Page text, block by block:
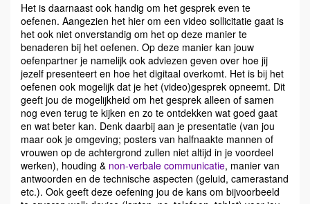
Het is daarnaast ook handig om het gesprek even te
oefenen. Aangezien het hier om een video sollicitatie gaat is
het ook niet onverstandig om het op deze manier te
benaderen bij het oefenen. Op deze manier kan jouw
oefenpartner je namelijk ook adviezen geven over hoe jij
jezelf presenteert en hoe het digitaal overkomt. Het is bij het
oefenen ook mogelijk dat je het (video)gesprek opneemt. Dit
geeft jou de mogelijkheid om het gesprek alleen of samen
nog even terug te kijken en zo te ontdekken wat goed gaat
en wat beter kan. Denk daarbij aan je presentatie (van jou
maar ook je omgeving; posters van halfnaakte mannen of
vrouwen op de achtergrond zullen niet altijd in je voordeel
werken), houding & non-verbale communicatie, manier van
antwoorden en de technische aspecten (geluid, camerastand
etc.). Ook geeft deze oefening jou de kans om bijvoorbeeld